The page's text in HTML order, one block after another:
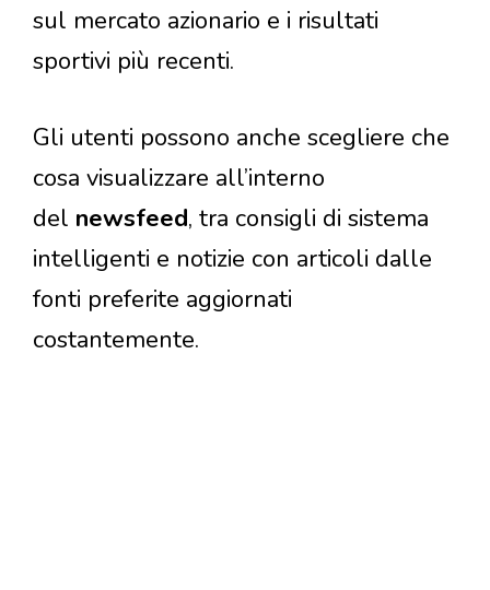
sul mercato azionario e i risultati
sportivi più recenti.
Gli utenti possono anche scegliere che
cosa visualizzare all’interno
del newsfeed, tra consigli di sistema
intelligenti e notizie con articoli dalle
fonti preferite aggiornati
costantemente.